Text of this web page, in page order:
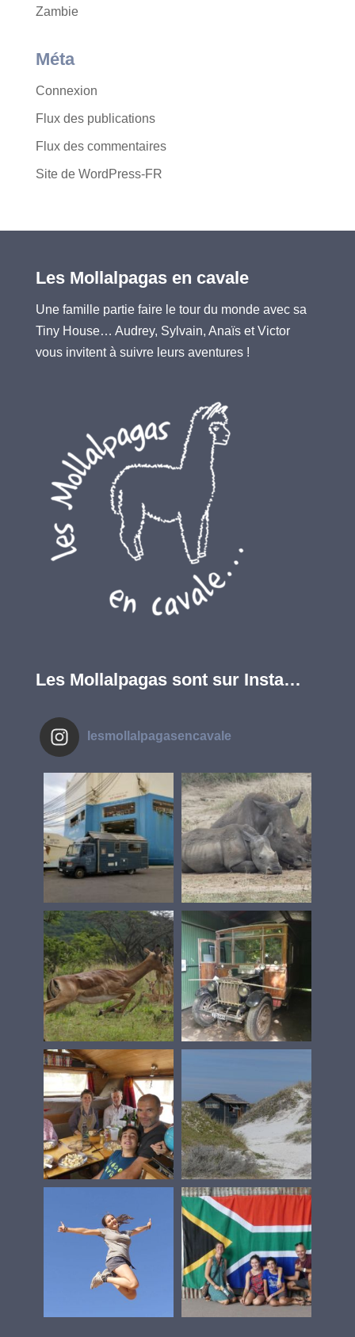
Zambie
Méta
Connexion
Flux des publications
Flux des commentaires
Site de WordPress-FR
Les Mollalpagas en cavale
Une famille partie faire le tour du monde avec sa
Tiny House… Audrey, Sylvain, Anaïs et Victor
vous invitent à suivre leurs aventures !
Les Mollalpagas sont sur Insta…
lesmollalpagasencavale